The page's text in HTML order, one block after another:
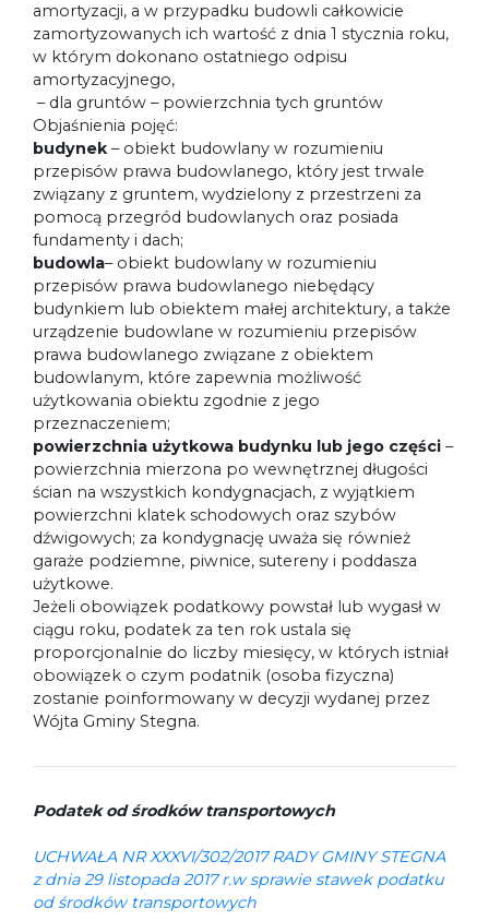
amortyzacji, a w przypadku budowli całkowicie
zamortyzowanych ich wartość z dnia 1 stycznia roku,
w którym dokonano ostatniego odpisu
amortyzacyjnego,
– dla gruntów – powierzchnia tych gruntów
Objaśnienia pojęć:
budynek– obiekt budowlany w rozumieniu
przepisów prawa budowlanego, który jest trwale
związany z gruntem, wydzielony z przestrzeni za
pomocą przegród budowlanych oraz posiada
fundamenty i dach;
budowla– obiekt budowlany w rozumieniu
przepisów prawa budowlanego niebędący
budynkiem lub obiektem małej architektury, a także
urządzenie budowlane w rozumieniu przepisów
prawa budowlanego związane z obiektem
budowlanym, które zapewnia możliwość
użytkowania obiektu zgodnie z jego
przeznaczeniem;
powierzchnia użytkowa budynku lub jego części –
powierzchnia mierzona po wewnętrznej długości
ścian na wszystkich kondygnacjach, z wyjątkiem
powierzchni klatek schodowych oraz szybów
dźwigowych; za kondygnację uważa się również
garaże podziemne, piwnice, sutereny i poddasza
użytkowe.
Jeżeli obowiązek podatkowy powstał lub wygasł w
ciągu roku, podatek za ten rok ustala się
proporcjonalnie do liczby miesięcy, w których istniał
obowiązek o czym podatnik (osoba fizyczna)
zostanie poinformowany w decyzji wydanej przez
Wójta Gminy Stegna.
Podatek od środków transportowych
UCHWAŁA NR XXXVI/302/2017 RADY GMINY STEGNA
z dnia 29 listopada 2017 r.w sprawie stawek podatku
od środków transportowych